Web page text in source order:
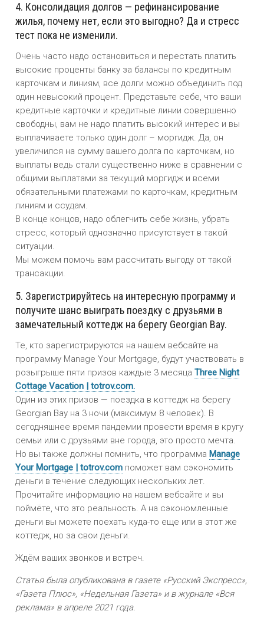
4. Консолидация долгов — рефинансирование
жилья, почему нет, если это выгодно? Да и стресс
тест пока не изменили.
Очень часто надо остановиться и перестать платить
высокие проценты банку за балансы по кредитным
карточкам и линиям, все долги можно объединить под
один невысокий процент. Представьте себе, что ваши
кредитные карточки и кредитные линии совершенно
свободны, вам не надо платить высокий интерес и вы
выплачиваете только один долг – моргидж. Да, он
увеличился на сумму вашего долга по карточкам, но
выплаты ведь стали существенно ниже в сравнении с
общими выплатами за текущий моргидж и всеми
обязательными платежами по карточкам, кредитным
линиям и ссудам.
В конце концов, надо облегчить себе жизнь, убрать
стресс, который однозначно присутствует в такой
ситуации.
Мы можем помочь вам рассчитать выгоду от такой
трансакции.
5. Зарегистрируйтесь на интересную программу и
получите шанс выиграть поездку с друзьями в
замечательный коттедж на берегу Georgian Bay.
Те, кто зарегистрируются на нашем вебсайте на
программу Manage Your Mortgage, будут участвовать в
розыгрыше пяти призов каждые 3 месяцаThree Night
Cottage Vacation | totrov.com.
Один из этих призов — поездка в коттедж на берегу
Georgian Bay на 3 ночи (максимум 8 человек). В
сегодняшнее время пандемии провести время в кругу
семьи или с друзьями вне города, это просто мечта.
Но вы также должны помнить, что программа Manage
Your Mortgage | totrov.com поможет вам сэкономить
деньги в течение следующих нескольких лет.
Прочитайте информацию на нашем вебсайте и вы
поймёте, что это реальность. А на сэкономленные
деньги вы можете поехать куда-то еще или в этот же
коттедж, но за свои деньги.
Ждём ваших звонков и встреч.
Статья была опубликована в газете «Русский Экспресс»,
«Газета Плюс», «Недельная Газета» и в журнале «Вся
реклама» в апреле 2021 года.